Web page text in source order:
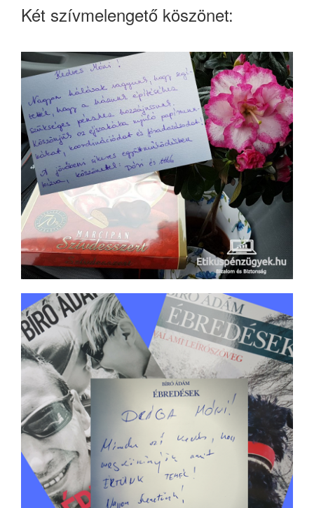
Két szívmelengető köszönet: